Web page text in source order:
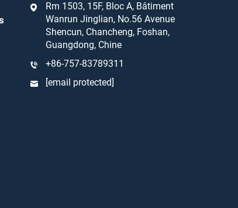
Rm 1503, 15F, Bloc A, Bâtiment
Wanrun Jinglian, No.56 Avenue
Shencun, Chancheng, Foshan,
Guangdong, Chine
+86-757-83789311
[email protected]